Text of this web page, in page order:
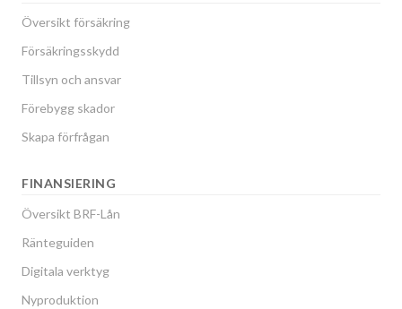
Översikt försäkring
Försäkringsskydd
Tillsyn och ansvar
Förebygg skador
Skapa förfrågan
FINANSIERING
Översikt BRF-Lån
Ränteguiden
Digitala verktyg
Nyproduktion